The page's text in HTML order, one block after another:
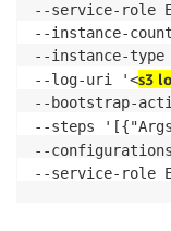
--service-role
--instance-
--instance-type
--log-uri '<s3
--bootstrap-
--steps
--